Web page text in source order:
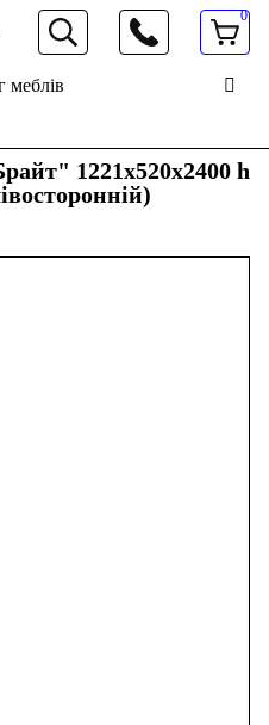
066 472 19 61
0
меблів
1221х520х2400 h